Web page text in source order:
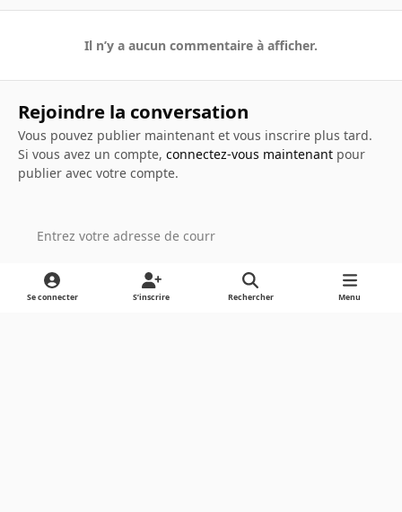
Il n’y a aucun commentaire à afficher.
Rejoindre la conversation
Vous pouvez publier maintenant et vous inscrire plus tard.
Si vous avez un compte, connectez-vous maintenantpour
publier avec votre compte.
Ajouter un commentaire…
Se connecter S’inscrire Rechercher Menu